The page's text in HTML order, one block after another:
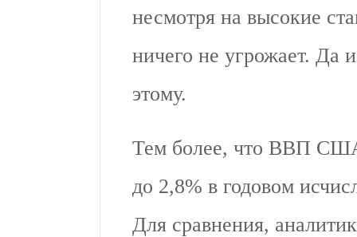
несмотря на высокие
ничего не угрожает. Да
этому.
Тем более, что ВВП США
до 2,8% в годовом
Для сравнения,